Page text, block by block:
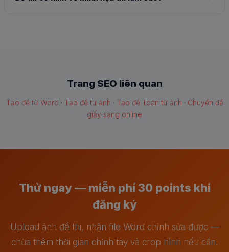
Trang SEO liên quan
Tạo đề từ Word · Tạo đề từ ảnh · Tạo đề Toán từ ảnh · Chuyển đề
giấy sang online
Thử ngay — miễn phí 30 points khi
đăng ký
Upload ảnh đề thi, nhận file Word chỉnh sửa được —
chừa thêm thời gian chỉnh tay và crop hình nếu cần.